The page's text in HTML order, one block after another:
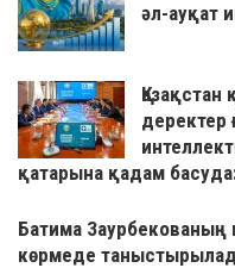
әл-ауқат
қатарына қадам
Батима
көрмеде